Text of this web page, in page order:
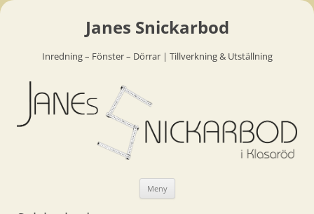
Janes Snickarbod
Inredning – Fönster – Dörrar | Tillverkning & Utställning
Meny Hoppa